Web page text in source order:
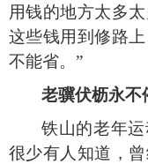
用钱的地方太多
这些钱用到修路
不能省。 ”
老骥伏枥永不
铁山的老年
很少有人知道，